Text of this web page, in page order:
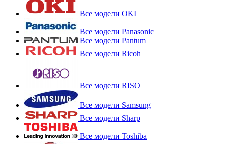
Все модели OKI
Все модели Panasonic
Все модели Pantum
Все модели Ricoh
Все модели RISO
Все модели Samsung
Все модели Sharp
Все модели Toshiba